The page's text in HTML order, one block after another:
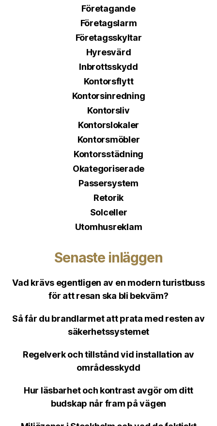
Företagande
Företagslarm
Företagsskyltar
Hyresvärd
Inbrottsskydd
Kontorsflytt
Kontorsinredning
Kontorsliv
Kontorslokaler
Kontorsmöbler
Kontorsstädning
Okategoriserade
Passersystem
Retorik
Solceller
Utomhusreklam
Senaste inläggen
Vad krävs egentligen av en modern turistbuss
för att resan ska bli bekväm?
Så får du brandlarmet att prata med resten av
säkerhetssystemet
Regelverk och tillstånd vid installation av
områdesskydd
Hur läsbarhet och kontrast avgör om ditt
budskap når fram på vägen